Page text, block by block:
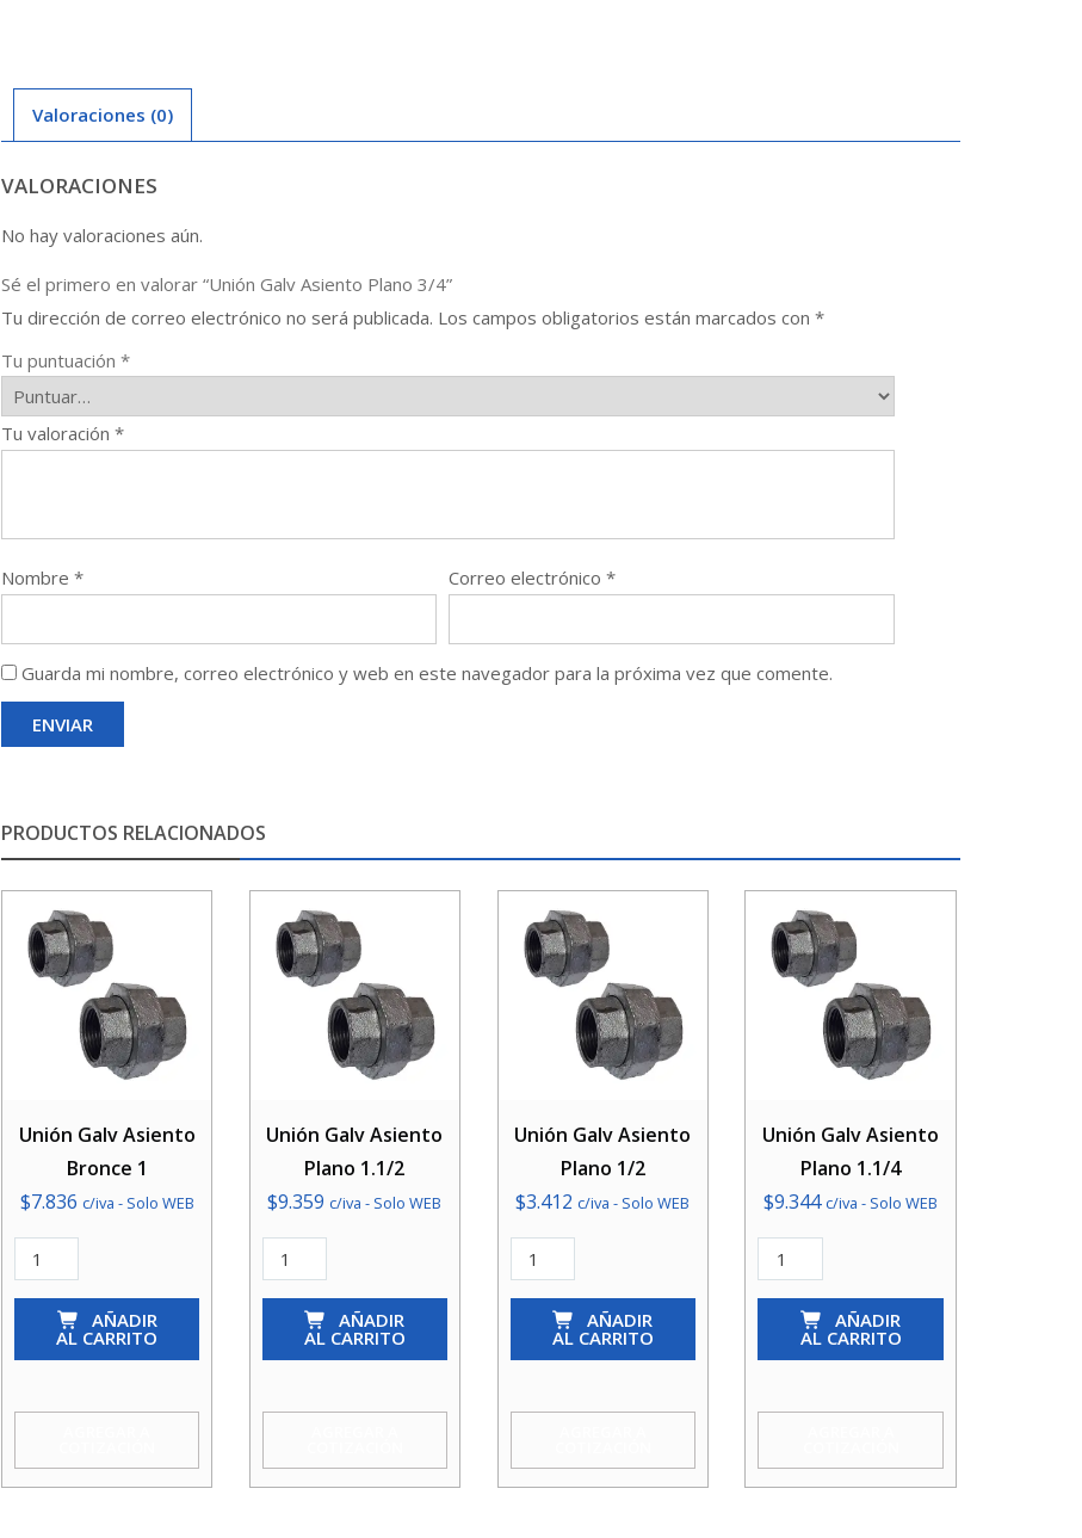
Valoraciones (0)
VALORACIONES
No hay valoraciones aún.
Sé el primero en valorar “Unión Galv Asiento Plano 3/4”
Tu dirección de correo electrónico no será publicada. Los campos obligatorios están marcados con *
Tu puntuación *
Tu valoración *
Nombre * Correo electrónico *
Guarda mi nombre, correo electrónico y web en este navegador para la próxima vez que comente.
PRODUCTOS RELACIONADOS
Unión Galv Asiento
Bronce 1
$7.836 c/iva - Solo WEB
Unión
Galv
Asiento
cantidad
AÑADIR
AL CARRITO
Unión Galv Asiento
Plano 1.1/2
$9.359 c/iva - Solo WEB
Unión
Galv
Asiento
cantidad
AÑADIR
AL CARRITO
Unión Galv Asiento
Plano 1/2
$3.412 c/iva - Solo WEB
Unión
Galv
Asiento
cantidad
AÑADIR
AL CARRITO
Unión Galv Asiento
Plano 1.1/4
$9.344 c/iva - Solo WEB
Unión
Galv
Asiento
cantidad
AÑADIR
AL CARRITO